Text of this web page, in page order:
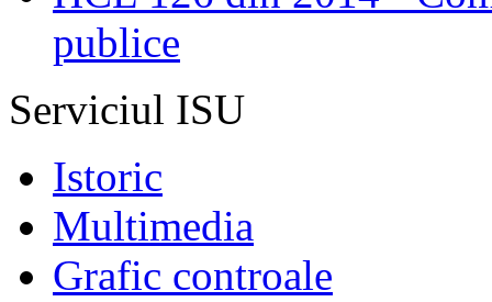
publice
Serviciul ISU
Istoric
Multimedia
Grafic controale